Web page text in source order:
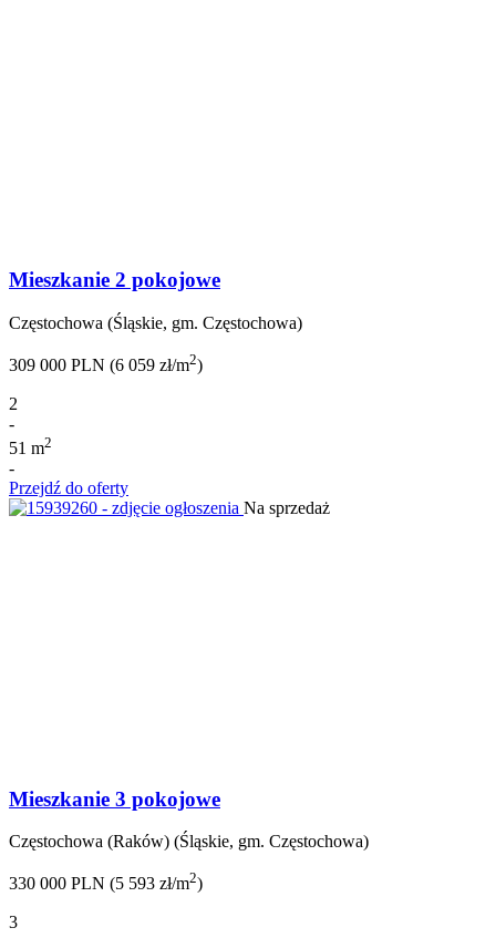
Mieszkanie 2 pokojowe
Częstochowa (Śląskie, gm. Częstochowa)
309 000 PLN (6 059 zł/m2)
2
-
51 m2
-
Przejdź do oferty
Na sprzedaż
Mieszkanie 3 pokojowe
Częstochowa (Raków) (Śląskie, gm. Częstochowa)
330 000 PLN (5 593 zł/m2)
3